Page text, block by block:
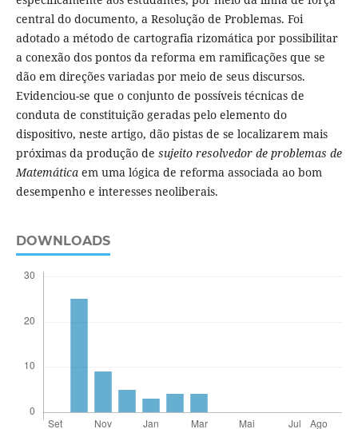
central do documento, a Resolução de Problemas. Foi
adotado a método de cartografia rizomática por possibilitar
a conexão dos pontos da reforma em ramificações que se
dão em direções variadas por meio de seus discursos.
Evidenciou-se que o conjunto de possíveis técnicas de
conduta de constituição geradas pelo elemento do
dispositivo, neste artigo, dão pistas de se localizarem mais
próximas da produção de sujeito resolvedor de problemas de
Matemáticaem uma lógica de reforma associada ao bom
desempenho e interesses neoliberais.
DOWNLOADS